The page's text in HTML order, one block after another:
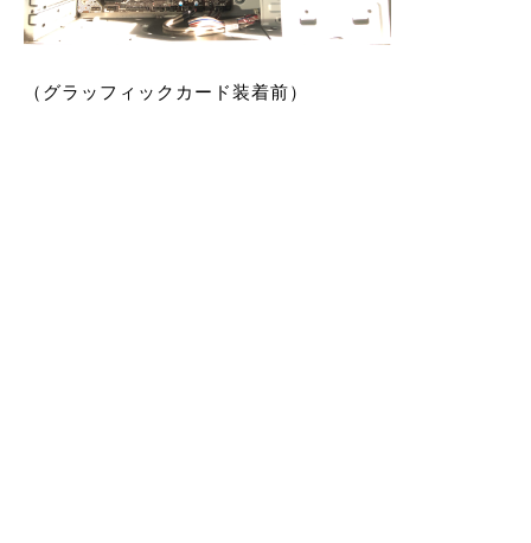
（グラッフィックカード装着前）